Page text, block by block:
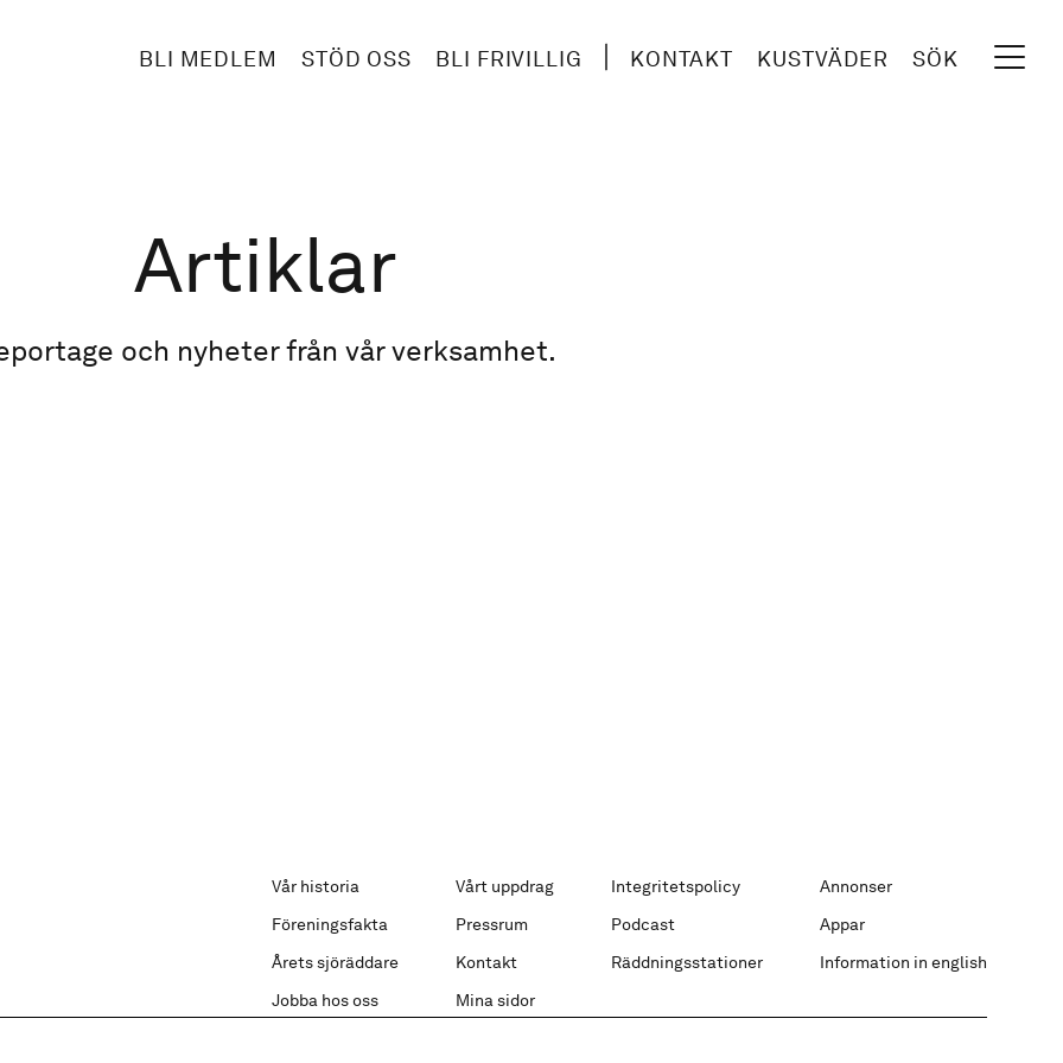
BLI MEDLEM STÖD OSS BLI FRIVILLIG KONTAKT KUSTVÄDER SÖK
Artiklar
och nyheter från vår verksamhet.
Vår historia Vårt uppdrag Integritetspolicy
Annonser
Föreningsfakta
Pressrum Podcast
Appar
Årets sjöräddare
Kontakt Räddningsstationer
Information in english
Jobba hos oss
Mina sidor